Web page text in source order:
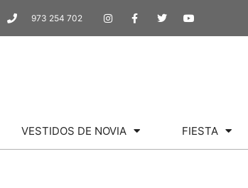
973 254 702
VESTIDOS DE NOVIA FIESTA